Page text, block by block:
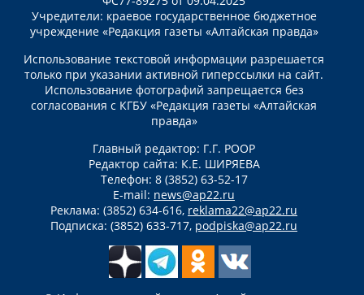
Учредители: краевое государственное бюджетное
учреждение «Редакция газеты «Алтайская правда»
Использование текстовой информации разрешается
только при указании активной гиперссылки на сайт.
Использование фотографий запрещается без
согласования с КГБУ «Редакция газеты «Алтайская
правда»
Главный редактор: Г.Г. РООР
Редактор сайта: К.Е. ШИРЯЕВА
Телефон: 8 (3852) 63-52-17
E-mail: news@ap22.ru
Реклама: (3852) 634-616, reklama22@ap22.ru
Подписка: (3852) 633-717, podpiska@ap22.ru